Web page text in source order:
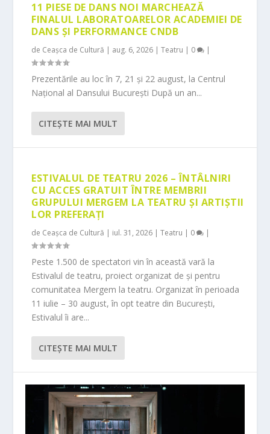
11 PIESE DE DANS NOI MARCHEAZĂ
FINALUL LABORATOARELOR ACADEMIEI DE
DANS ȘI PERFORMANCE CNDB
de Ceașca de Cultură | aug. 6, 2026 |Teatru | 0 |
Prezentările au loc în 7, 21 și 22 august, la Centrul
Național al Dansului București După un an...
CITEŞTE MAI MULT
ESTIVALUL DE TEATRU 2026 – ÎNTÂLNIRI
CU ACCES GRATUIT ÎNTRE MEMBRII
GRUPULUI MERGEM LA TEATRU ȘI ARTIȘTII
LOR PREFERAȚI
de Ceașca de Cultură | iul. 31, 2026 |Teatru | 0 |
Peste 1.500 de spectatori vin în această vară la
Estivalul de teatru, proiect organizat de și pentru
comunitatea Mergem la teatru. Organizat în perioada
11 iulie – 30 august, în opt teatre din București,
Estivalul îi are...
CITEŞTE MAI MULT